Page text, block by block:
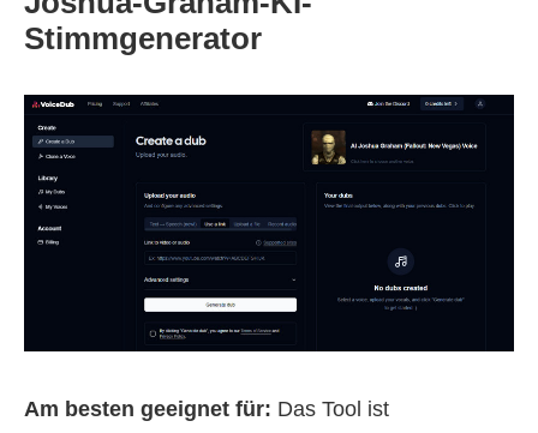
Stimmgenerator
Am besten geeignet für: Das Tool ist